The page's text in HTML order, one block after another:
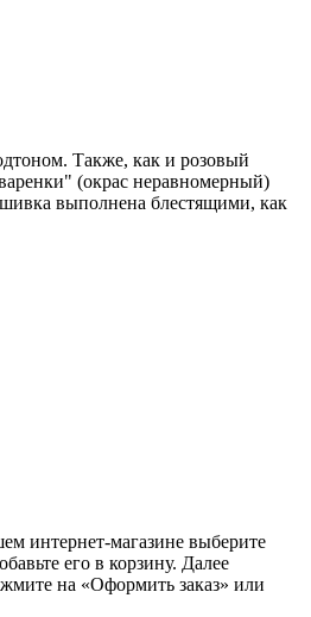
Также, как и розовый
(окрас неравномерный)
выполнена блестящими, как
интернет-магазине выберите
его в корзину. Далее
на «Оформить заказ» или